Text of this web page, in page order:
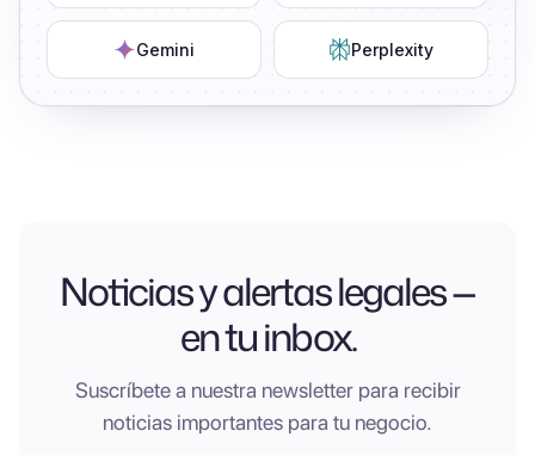
Gemini Perplexity
Noticias y alertas legales —
en tu inbox.
Suscríbete a nuestra newsletter para recibir
noticias importantes para tu negocio.